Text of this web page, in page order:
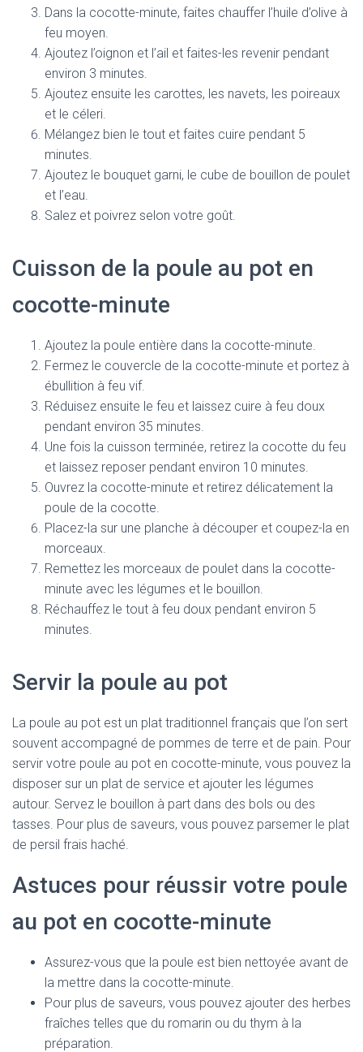
Dans la cocotte-minute, faites chauffer l’huile d’olive à
feu moyen.
Ajoutez l’oignon et l’ail et faites-les revenir pendant
environ 3 minutes.
Ajoutez ensuite les carottes, les navets, les poireaux
et le céleri.
Mélangez bien le tout et faites cuire pendant 5
minutes.
Ajoutez le bouquet garni, le cube de bouillon de poulet
et l’eau.
Salez et poivrez selon votre goût.
Cuisson de la poule au pot en
cocotte-minute
Ajoutez la poule entière dans la cocotte-minute.
Fermez le couvercle de la cocotte-minute et portez à
ébullition à feu vif.
Réduisez ensuite le feu et laissez cuire à feu doux
pendant environ 35 minutes.
Une fois la cuisson terminée, retirez la cocotte du feu
et laissez reposer pendant environ 10 minutes.
Ouvrez la cocotte-minute et retirez délicatement la
poule de la cocotte.
Placez-la sur une planche à découper et coupez-la en
morceaux.
Remettez les morceaux de poulet dans la cocotte-
minute avec les légumes et le bouillon.
Réchauffez le tout à feu doux pendant environ 5
minutes.
Servir la poule au pot
La poule au pot est un plat traditionnel français que l’on sert
souvent accompagné de pommes de terre et de pain. Pour
servir votre poule au pot en cocotte-minute, vous pouvez la
disposer sur un plat de service et ajouter les légumes
autour. Servez le bouillon à part dans des bols ou des
tasses. Pour plus de saveurs, vous pouvez parsemer le plat
de persil frais haché.
Astuces pour réussir votre poule
au pot en cocotte-minute
Assurez-vous que la poule est bien nettoyée avant de
la mettre dans la cocotte-minute.
Pour plus de saveurs, vous pouvez ajouter des herbes
fraîches telles que du romarin ou du thym à la
préparation.